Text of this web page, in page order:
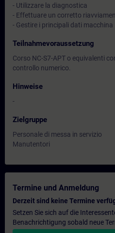
- Utilizzare la diagnostica
- Effettuare un corretto
- Gestire i principali dati macchina
Teilnahmevoraussetzung
Corso NC-S7-APT o equivalenti
controllo numerico.
Hinweise
-
Zielgruppe
Personale di messa in servizio
Manutentori
Termine und Anmeldung
Derzeit sind keine Termine
Setzen Sie sich auf die
Benachrichtigung sobald neue